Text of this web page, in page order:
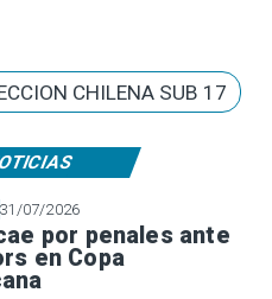
31/07/2026
por penales ante
en Copa
CHILENA SUB 17